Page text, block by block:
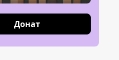
Донат